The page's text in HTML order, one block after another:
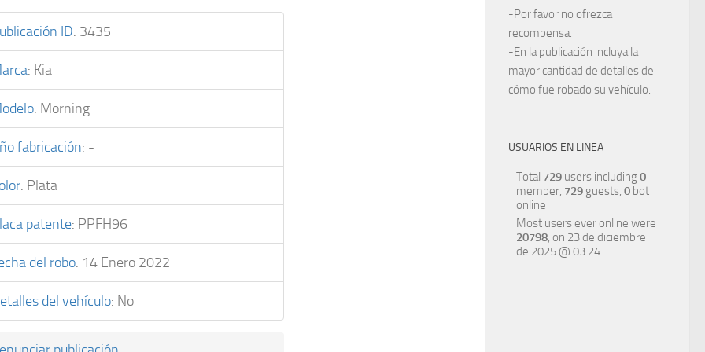
ID: 3435
: Kia
: Morning
fabricación: -
: Plata
patente: PPFH96
del robo: 14 Enero 2022
del vehículo: No
-Por favor no ofrezca
recompensa.
-En la publicación incluya la
mayor cantidad de detalles de
cómo fue robado su vehículo.
USUARIOS EN LINEA
Total 729 users including0
member, 729 guests, 0 bot
online
Most users ever online were
20798, on 23 de diciembre
de 2025 @ 03:24